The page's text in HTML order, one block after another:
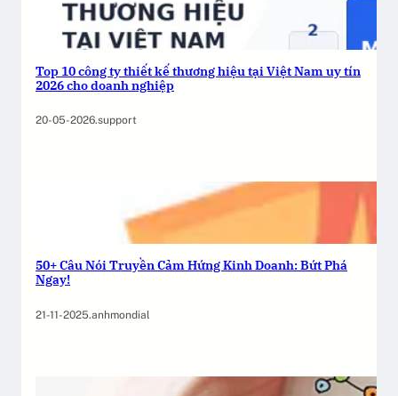
Top 10 công ty thiết kế thương hiệu tại Việt Nam uy tín
2026 cho doanh nghiệp
20-05-2026.support
50+ Câu Nói Truyền Cảm Hứng Kinh Doanh: Bứt Phá
Ngay!
21-11-2025.anhmondial